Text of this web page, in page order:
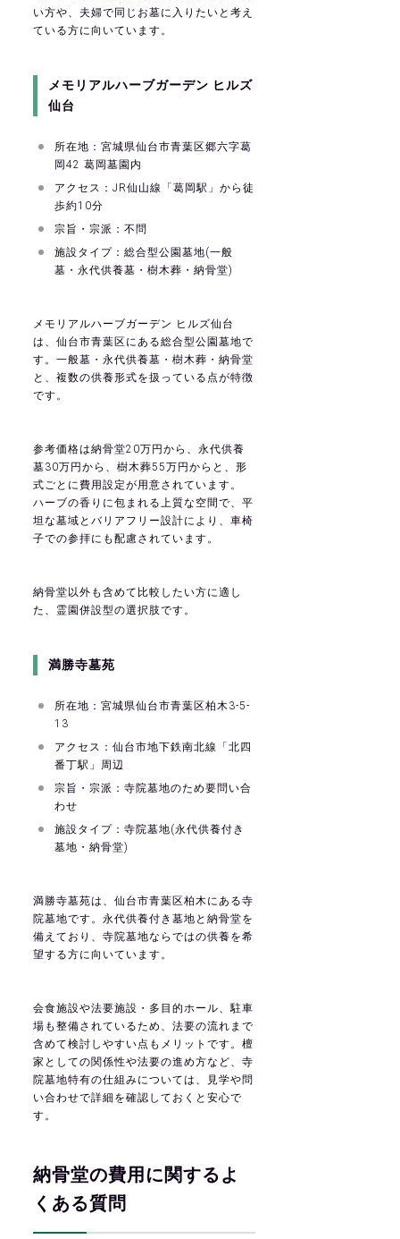
い方や、夫婦で同じお墓に入りたいと考え
ている方に向いています。
メモリアルハーブガーデン ヒルズ
仙台
所在地：宮城県仙台市青葉区郷六字葛
岡42 葛岡墓園内
アクセス：JR仙山線「葛岡駅」から徒
歩約10分
宗旨・宗派：不問
施設タイプ：総合型公園墓地(一般
墓・永代供養墓・樹木葬・納骨堂)
メモリアルハーブガーデン ヒルズ仙台
は、仙台市青葉区にある総合型公園墓地で
す。一般墓・永代供養墓・樹木葬・納骨堂
と、複数の供養形式を扱っている点が特徴
です。
参考価格は納骨堂20万円から、永代供養
墓30万円から、樹木葬55万円からと、形
式ごとに費用設定が用意されています。
ハーブの香りに包まれる上質な空間で、平
坦な墓域とバリアフリー設計により、車椅
子での参拝にも配慮されています。
納骨堂以外も含めて比較したい方に適し
た、霊園併設型の選択肢です。
満勝寺墓苑
所在地：宮城県仙台市青葉区柏木3-5-
13
アクセス：仙台市地下鉄南北線「北四
番丁駅」周辺
宗旨・宗派：寺院墓地のため要問い合
わせ
施設タイプ：寺院墓地(永代供養付き
墓地・納骨堂)
満勝寺墓苑は、仙台市青葉区柏木にある寺
院墓地です。永代供養付き墓地と納骨堂を
備えており、寺院墓地ならではの供養を希
望する方に向いています。
会食施設や法要施設・多目的ホール、駐車
場も整備されているため、法要の流れまで
含めて検討しやすい点もメリットです。檀
家としての関係性や法要の進め方など、寺
院墓地特有の仕組みについては、見学や問
い合わせで詳細を確認しておくと安心で
す。
納骨堂の費用に関するよ
くある質問